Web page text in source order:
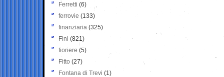
Ferretti (6)
ferrovie (133)
finanziaria (325)
Fini (821)
fioriere (5)
Fitto (27)
Fontana di Trevi (1)